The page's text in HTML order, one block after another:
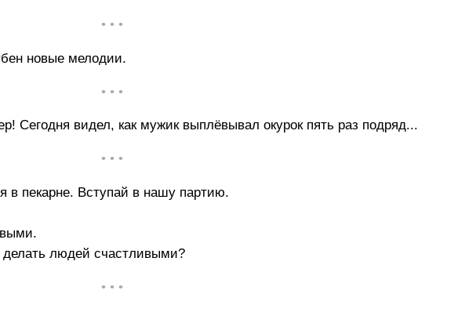
• • •
новые мелодии.
• • •
Сегодня видел, как мужик выплёвывал окурок пять раз подряд...
• • •
в пекарне. Вступай в нашу партию.
людей счастливыми?
• • •